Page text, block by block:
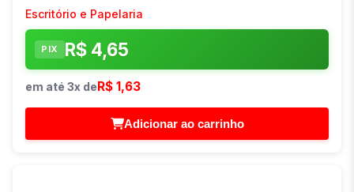
Escritório e Papelaria
PIX R$ 4,65
em até 3x de R$ 1,63
Adicionar ao carrinho